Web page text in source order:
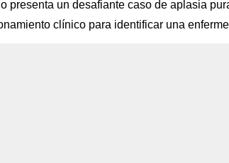
presenta un desafiante caso de aplasia
clínico para identificar una